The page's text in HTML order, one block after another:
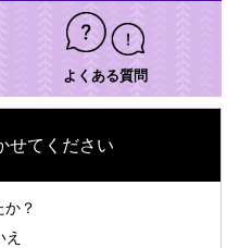
よくある質問
せてください
？
え